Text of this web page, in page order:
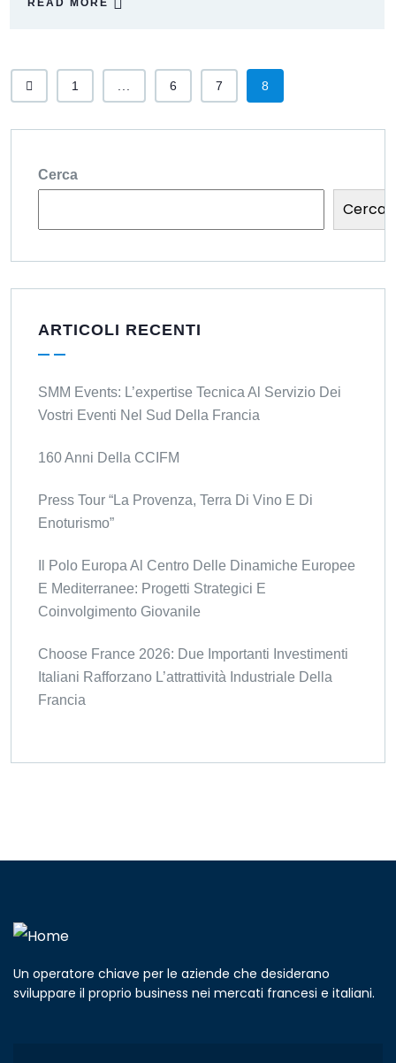
READ MORE
1 6 7 8
Cerca
Cerca
ARTICOLI RECENTI
SMM Events: L’expertise Tecnica Al Servizio Dei
Vostri Eventi Nel Sud Della Francia
160 Anni Della CCIFM
Press Tour “La Provenza, Terra Di Vino E Di
Enoturismo”
Il Polo Europa Al Centro Delle Dinamiche Europee
E Mediterranee: Progetti Strategici E
Coinvolgimento Giovanile
Choose France 2026: Due Importanti Investimenti
Italiani Rafforzano L’attrattività Industriale Della
Francia
Un operatore chiave per le aziende che desiderano
sviluppare il proprio business nei mercati francesi e italiani.